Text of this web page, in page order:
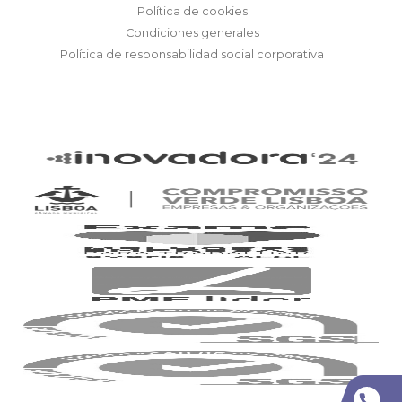
Política de cookies
Condiciones generales
Política de responsabilidad social corporativa